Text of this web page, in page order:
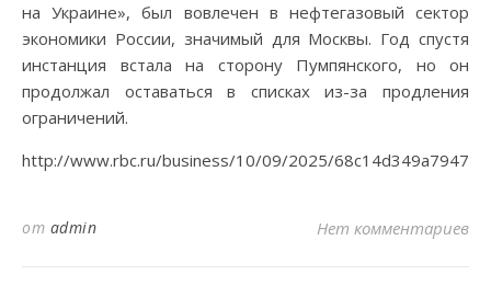
на Украине», был вовлечен в нефтегазовый сектор
экономики России, значимый для Москвы. Год спустя
инстанция встала на сторону Пумпянского, но он
продолжал оставаться в списках из-за продления
ограничений.
http://www.rbc.ru/business/10/09/2025/
от admin Нет комментариев